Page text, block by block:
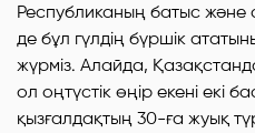
Республиканың батыс және
де бұл гүлдің бүршік
жүрміз. Алайда,
ол оңтүстік өңір екені екі
қызғалдақтың 30-ға жуық